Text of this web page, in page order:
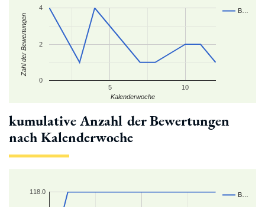
B…
5 10
0
2
4
Kalenderwoche
Zahl der Bewertungen
kumulative Anzahl der Bewertungen
nach Kalenderwoche
B…
118.0